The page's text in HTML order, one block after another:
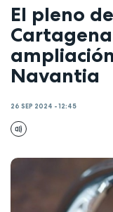
El pleno
Navantia
26 SEP 2024 - 12:45